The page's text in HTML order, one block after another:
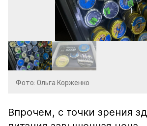
Фото: Ольга Корженко
Впрочем, с точки зрения